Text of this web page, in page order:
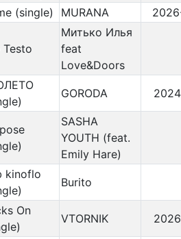
(single) MURANA
Testo
Митько Илья
feat
Love&Doors
GORODA
SASHA
YOUTH (feat.
Emily Hare)
kinoflo
Burito
On
VTORNIK